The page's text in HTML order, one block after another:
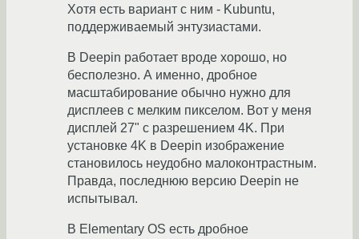
Хотя есть вариант с ним - Kubuntu,
поддерживаемый энтузиастами.
В Deepin работает вроде хорошо, но
бесполезно. А именно, дробное
масштабирование обычно нужно для
дисплеев с мелким пикселом. Вот у меня
дисплей 27" с разрешением 4K. При
установке 4K в Deepin изображение
становилось неудобно малоконтрастным.
Правда, последнюю версию Deepin не
испытывал.
В Elementary OS есть дробное